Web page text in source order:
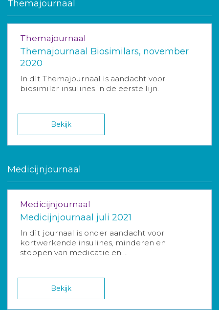
Themajournaal
Themajournaal
Themajournaal Biosimilars, november
2020
In dit Themajournaal is aandacht voor
biosimilar insulines in de eerste lijn.
Bekijk
Medicijnjournaal
Medicijnjournaal
Medicijnjournaal juli 2021
In dit journaal is onder aandacht voor
kortwerkende insulines, minderen en
stoppen van medicatie en ...
Bekijk